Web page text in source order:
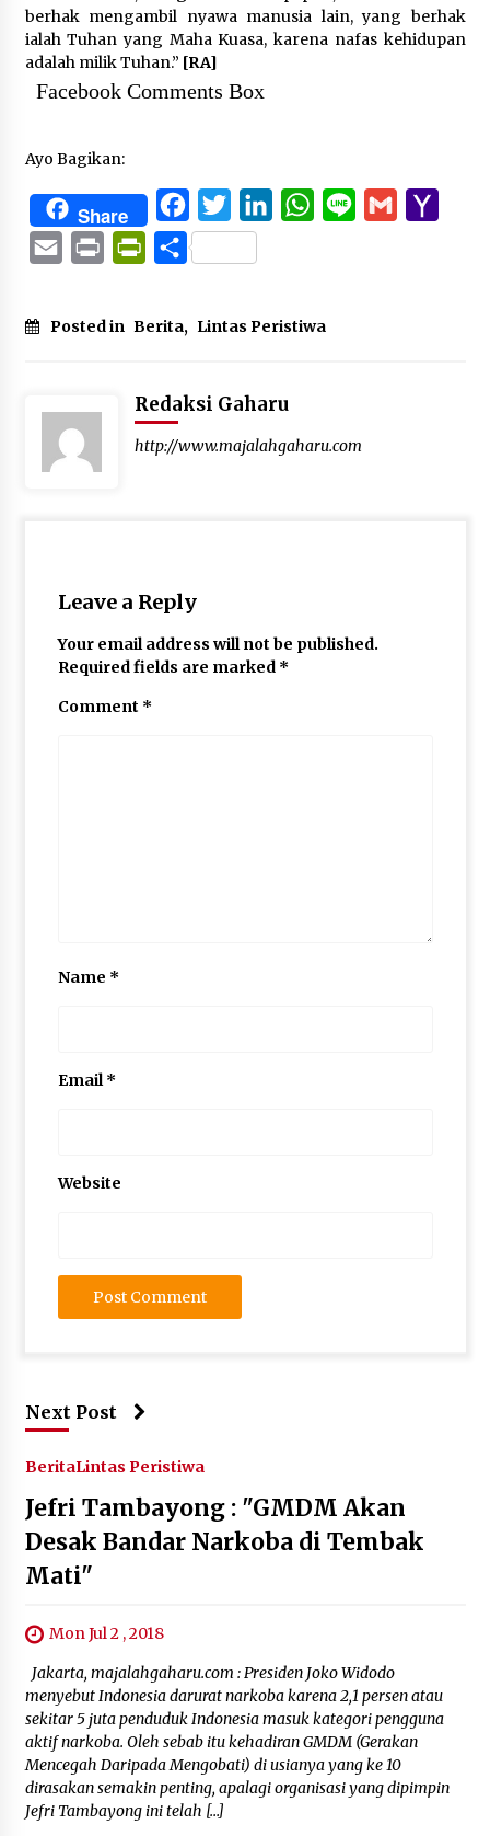
berhak mengambil nyawa manusia lain, yang berhak
ialah Tuhan yang Maha Kuasa, karena nafas kehidupan
adalah milik Tuhan.” [RA]
Facebook Comments Box
Ayo Bagikan:
Share FacebookTwitterLinkedInWhatsApp
Line Gmail
Email Print PrintFriendly
Share
Posted in Berita, Lintas Peristiwa
Redaksi Gaharu
http://www.majalahgaharu.com
Leave a Reply
Your email address will not be published.
Required fields are marked *
Comment *
Name *
Email*
Website
Next Post
BeritaLintas Peristiwa
Jefri Tambayong : "GMDM Akan
Desak Bandar Narkoba di Tembak
Mati"
Mon Jul 2 , 2018
Jakarta, majalahgaharu.com : Presiden Joko Widodo
menyebut Indonesia darurat narkoba karena 2,1 persen atau
sekitar 5 juta penduduk Indonesia masuk kategori pengguna
aktif narkoba. Oleh sebab itu kehadiran GMDM (Gerakan
Mencegah Daripada Mengobati) di usianya yang ke 10
dirasakan semakin penting, apalagi organisasi yang dipimpin
Jefri Tambayong ini telah […]